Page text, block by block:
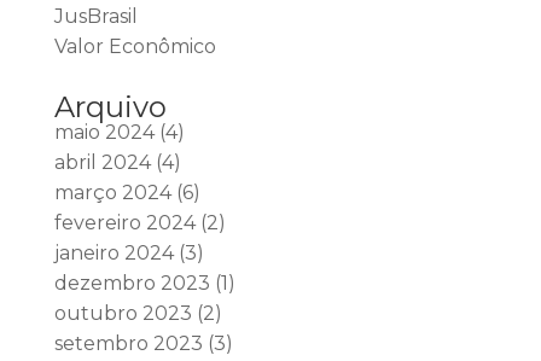
JusBrasil
Valor Econômico
Arquivo
maio 2024(4)
abril 2024(4)
março 2024(6)
fevereiro 2024(2)
janeiro 2024(3)
dezembro 2023 (1)
outubro 2023 (2)
setembro 2023 (3)